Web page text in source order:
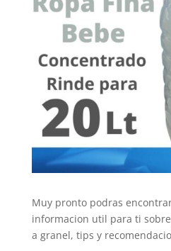
Muy pronto podras
informacion util para ti
a granel, tips y